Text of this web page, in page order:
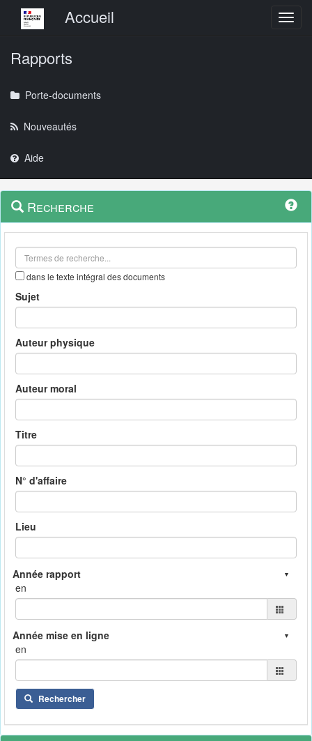
Menu principalAccueil
Rapports
Porte-documents
Nouveautés
Aide
Navigation
outils
Menu
contextuel
Recherche
dans le texte intégral des documents
Sujet
Auteur physique
Auteur moral
Titre
N° d'affaire
Lieu
en
en
Rechercher